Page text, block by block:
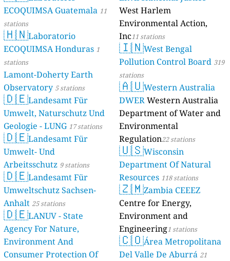
ECOQUIMSA Guatemala 11
stations
🇭🇳Laboratorio
ECOQUIMSA Honduras 1
stations
Lamont-Doherty Earth
Observatory 5 stations
🇩🇪Landesamt Für
Umwelt, Naturschutz Und
Geologie - LUNG 17 stations
🇩🇪Landesamt Für
Umwelt- Und
Arbeitsschutz 9 stations
🇩🇪Landesamt Für
Umweltschutz Sachsen-
Anhalt 25 stations
🇩🇪LANUV - State
Agency For Nature,
Environment And
Consumer Protection Of
West Harlem
Environmental Action,
Inc11 stations
🇮🇳West Bengal
Pollution Control Board 319
stations
🇦🇺Western Australia
DWERWestern Australia
Department of Water and
Environmental
Regulation22 stations
🇺🇸Wisconsin
Department Of Natural
Resources 118 stations
🇿🇲Zambia CEEEZ
Centre for Energy,
Environment and
Engineering1 stations
🇨🇴Área Metropolitana
Del Valle De Aburrá 21